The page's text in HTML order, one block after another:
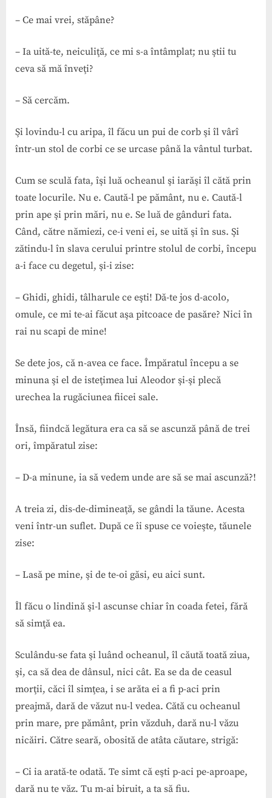
– Ce mai vrei, stăpâne?
– Ia uită-te, neiculiţă, ce mi s-a întâmplat; nu ştii tu
ceva să mă înveţi?
– Să cercăm.
Şi lovindu-l cu aripa, îl făcu un pui de corb şi îl vârî
într-un stol de corbi ce se urcase până la vântul turbat.
Cum se sculă fata, îşi luă ocheanul şi iarăşi îl cătă prin
toate locurile. Nu e. Caută-l pe pământ, nu e. Caută-l
prin ape şi prin mări, nu e. Se luă de gânduri fata.
Când, către nămiezi, ce-i veni ei, se uită şi în sus. Şi
zătindu-l în slava cerului printre stolul de corbi, începu
a-i face cu degetul, şi-i zise:
– Ghidi, ghidi, tâlharule ce eşti! Dă-te jos d-acolo,
omule, ce mi te-ai făcut aşa pitcoace de pasăre? Nici în
rai nu scapi de mine!
Se dete jos, că n-avea ce face. Împăratul începu a se
minuna şi el de isteţimea lui Aleodor şi-şi plecă
urechea la rugăciunea fiicei sale.
Însă, fiindcă legătura era ca să se ascunză până de trei
ori, împăratul zise:
– D-a minune, ia să vedem unde are să se mai ascunză?!
A treia zi, dis-de-dimineaţă, se gândi la tăune. Acesta
veni într-un suflet. După ce îi spuse ce voieşte, tăunele
zise:
– Lasă pe mine, şi de te-oi găsi, eu aici sunt.
Îl făcu o lindină şi-l ascunse chiar în coada fetei, fără
să simţă ea.
Sculându-se fata şi luând ocheanul, îl căută toată ziua,
şi, ca să dea de dânsul, nici cât. Ea se da de ceasul
morţii, căci îl simţea, i se arăta ei a fi p-aci prin
preajmă, dară de văzut nu-l vedea. Cătă cu ocheanul
prin mare, pre pământ, prin văzduh, dară nu-l văzu
nicăiri. Către seară, obosită de atâta căutare, strigă:
– Ci ia arată-te odată. Te simt că eşti p-aci pe-aproape,
dară nu te văz. Tu m-ai biruit, a ta să fiu.